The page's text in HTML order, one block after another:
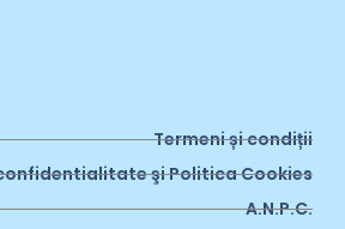
Termeni și condiții
şi Politica Cookies
A.N.P.C.